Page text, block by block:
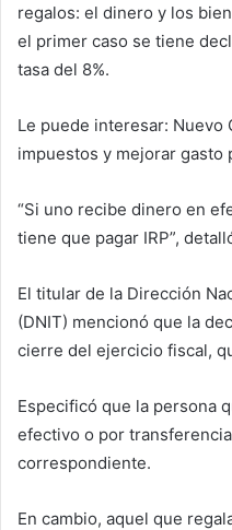
regalos: el dinero y los
el primer caso se tiene
tasa del 8%.
Le puede interesar:
impuestos y mejorar gasto
“Si uno recibe dinero en
tiene que pagar IRP”,
El titular de la Dirección
(DNIT) mencionó que la
cierre del ejercicio fiscal,
Especificó que la persona
efectivo o por
correspondiente.
En cambio, aquel que